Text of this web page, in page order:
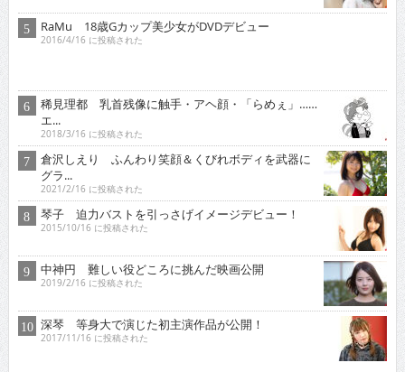
RaMu 18歳Gカップ美少女がDVDデビュー
2016/4/16 に投稿された
エ...
2018/3/16 に投稿された
倉沢しえり ふんわり笑顔＆くびれボディを武器に
グラ...
2021/2/16 に投稿された
琴子 迫力バストを引っさげイメージデビュー！
2015/10/16 に投稿された
2019/2/16 に投稿された
2017/11/16 に投稿された